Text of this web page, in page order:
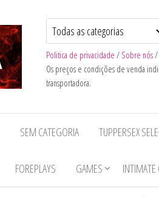
Politica de privacidade / Sobre nós/
Os preços e condições de venda
transportadora.
SEM CATEGORIA TUPPERSEX
FOREPLAYS GAMES INTIMATE